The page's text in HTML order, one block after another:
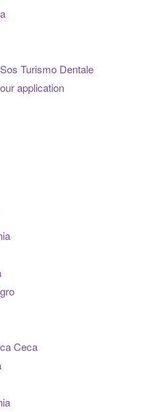
Turismo Dentale
application
Ceca